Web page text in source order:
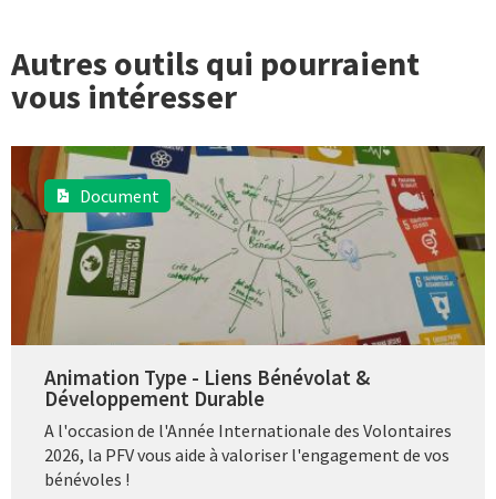
Autres outils qui pourraient
vous intéresser
Document
Animation Type - Liens Bénévolat &
Développement Durable
A l'occasion de l'Année Internationale des Volontaires
2026, la PFV vous aide à valoriser l'engagement de vos
bénévoles !